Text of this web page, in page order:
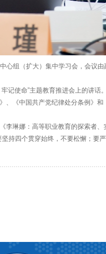
组（扩大）集中学习会，会议
使命”主题教育推进会上的讲话。
中国共产党纪律处分条例》和
娜：高等职业教育的探索者、
四个贯穿始终，不要松懈；要严